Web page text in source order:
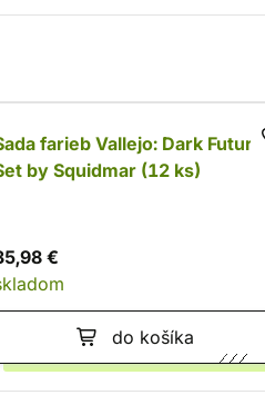
farieb Vallejo: Dark Future
by Squidmar (12 ks)
€
do košíka